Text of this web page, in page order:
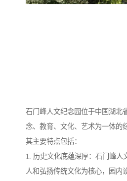
石门峰人文纪念园位于中国湖北
念、教育、文化、艺术为一体的
其主要特点包括：
1. 历史文化底蕴深厚：石门峰人
人和弘扬传统文化为核心，园内